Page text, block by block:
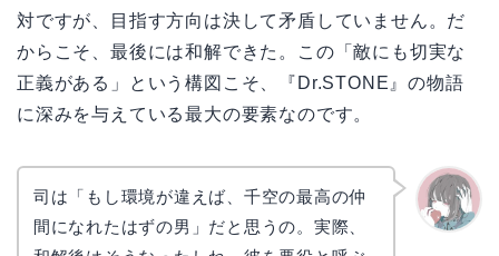
対ですが、目指す方向は決して矛盾していません。だ
からこそ、最後には和解できた。この「敵にも切実な
正義がある」という構図こそ、『Dr.STONE』の物語
に深みを与えている最大の要素なのです。
司は「もし環境が違えば、千空の最高の仲
間になれたはずの男」だと思うの。実際、